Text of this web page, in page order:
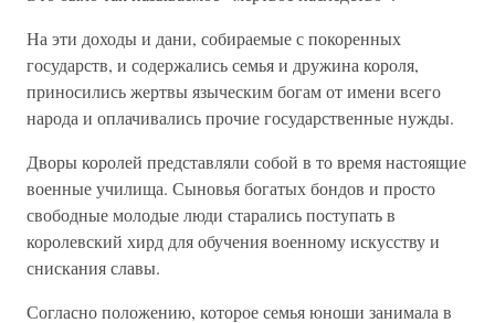
На эти доходы и дани, собираемые с покоренных
государств, и содержались семья и дружина короля,
приносились жертвы языческим богам от имени всего
народа и оплачивались прочие государственные нужды.
Дворы королей представляли собой в то время настоящие
военные училища. Сыновья богатых бондов и просто
свободные молодые люди старались поступать в
королевский хирд для обучения военному искусству и
снискания славы.
Согласно положению, которое семья юноши занимала в